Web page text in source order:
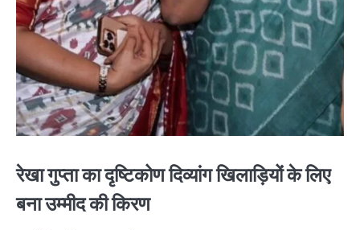
रेखा गुप्ता का दृष्टिकोण दिव्यांग खिलाड़ियों के लिए
बना उम्मीद की किरण